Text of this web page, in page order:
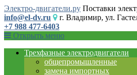
Электро-двигатели.ру Поставки
info@el-dv.ru
г. Владимир, ул.
+7 988 477-6403
Открыть меню
Трехфазные электродвигатели
общепромышленные
замена импортных